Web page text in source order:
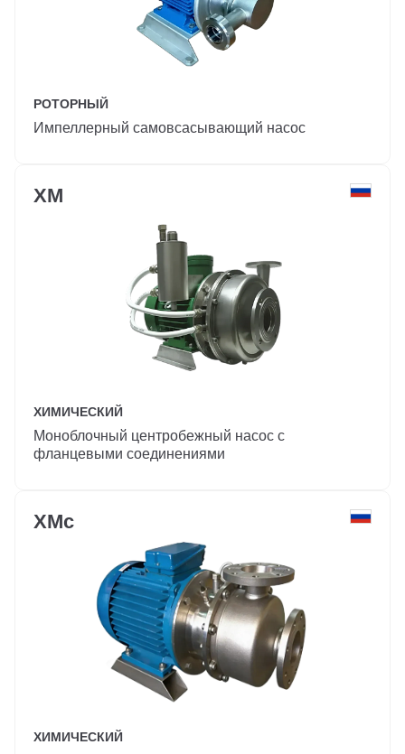
РОТОРНЫЙ
Импеллерный самовсасывающий насос
ХМ
ХИМИЧЕСКИЙ
Моноблочный центробежный насос с
фланцевыми соединениями
ХМс
ХИМИЧЕСКИЙ